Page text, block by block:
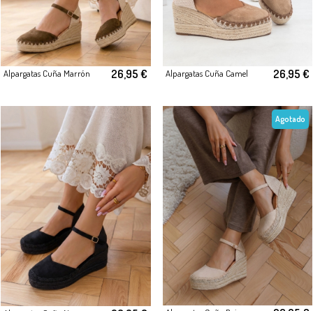
Alpargatas Cuña Marrón 26,95 € Alpargatas Cuña Camel 26,95 €
Agotado